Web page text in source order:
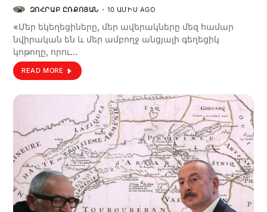
ԶՈՀՐԱԲ ԸՌՔՈՅԱՆ 10 ԱՄԻՍ AGO
«Մեր եկեղեցիները, մեր ավերակները մեզ համար
նվիրական են և մեր ամբողջ անցյալի գեղեցիկ
կոթողը, որու…
READ MORE